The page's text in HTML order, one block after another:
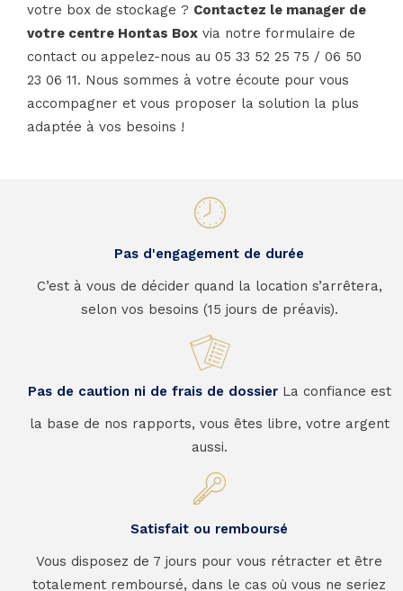
votre box de stockage ? Contactez le manager de
votre centre Hontas Box via notre formulaire de
contact ou appelez-nous au 05 33 52 25 75 / 06 50
23 06 11. Nous sommes à votre écoute pour vous
accompagner et vous proposer la solution la plus
adaptée à vos besoins !
Pas d'engagement de durée
C’est à vous de décider quand la location s’arrêtera,
selon vos besoins (15 jours de préavis).
Pas de caution ni de frais de dossier La confiance est
la base de nos rapports, vous êtes libre, votre argent
aussi.
Satisfait ou remboursé
Vous disposez de 7 jours pour vous rétracter et être
totalement remboursé, dans le cas où vous ne seriez